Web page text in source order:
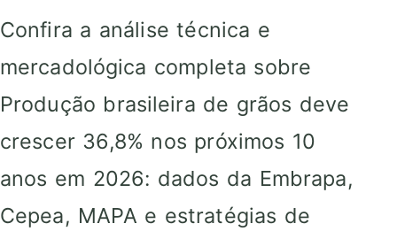
Confira a análise técnica e
mercadológica completa sobre
Produção brasileira de grãos deve
crescer 36,8% nos próximos 10
anos em 2026: dados da Embrapa,
Cepea, MAPA e estratégias de